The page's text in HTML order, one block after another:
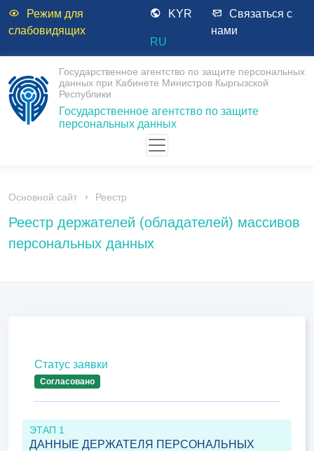
Режим для
слабовидящих
KYR
RU
Связаться с
нами
Государственное агентство по защите персональных
данных при Кабинете Министров Кыргызской
Республики
Государственное агентство по защите
персональных данных
Основной сайт Реестр
Реестр держателей (обладателей) массивов
персональных данных
Статус заявки
Согласовано
ЭТАП 1
ДАННЫЕ ДЕРЖАТЕЛЯ ПЕРСОНАЛЬНЫХ